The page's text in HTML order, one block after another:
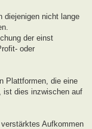
diejenigen nicht lange
der einst
oder
Plattformen, die eine
ist dies inzwischen auf
Aufkommen